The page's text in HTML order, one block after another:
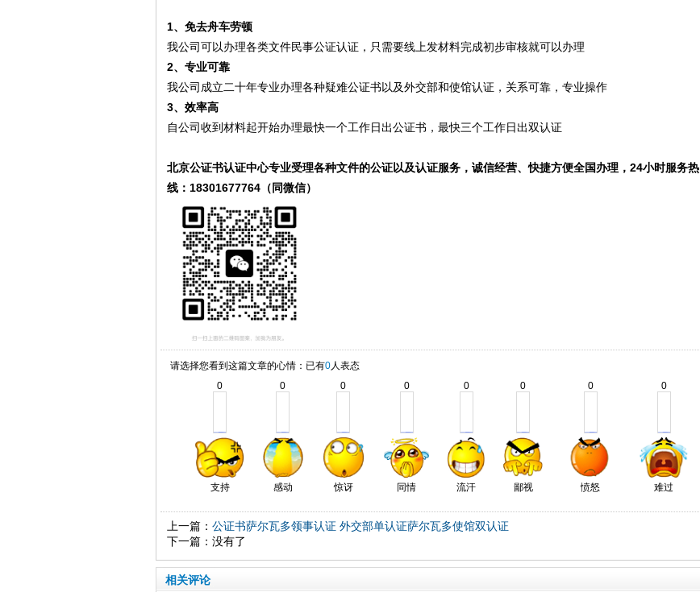
1、免去舟车劳顿
我公司可以办理各类文件民事公证认证，只需要线上发材料完成初步审核就可以办理
2、专业可靠
我公司成立二十年专业办理各种疑难公证书以及外交部和使馆认证，关系可靠，专业操作
3、效率高
自公司收到材料起开始办理最快一个工作日出公证书，最快三个工作日出双认证
北京公证书认证中心专业受理各种文件的公证以及认证服务，诚信经营、快捷方便全国办理，24小时服务热
线：18301677764（同微信）
请选择您看到这篇文章的心情：已有0人表态
0
支持
0
感动
0
惊讶
0
同情
0
流汗
0
鄙视
0
愤怒
0
难过
上一篇： 公证书萨尔瓦多领事认证 外交部单认证萨尔瓦多使馆双认证
下一篇：没有了
相关评论